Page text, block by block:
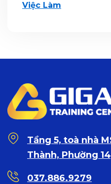
Việc Làm
Tầng 5, toà nhà
Thành, Phường
037.886.9279